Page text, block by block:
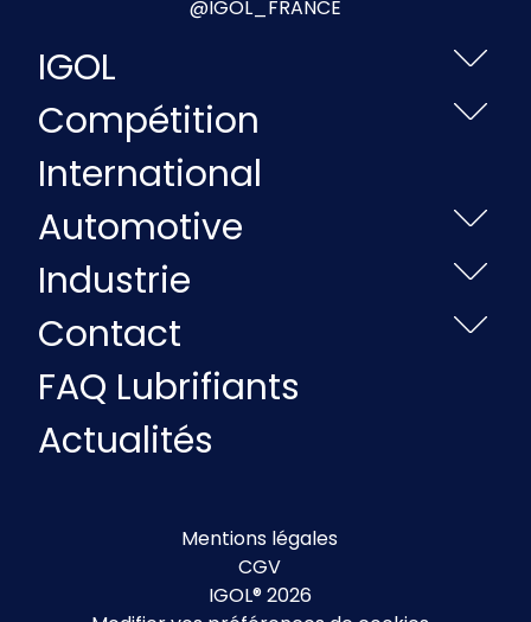
@IGOL_FRANCE
IGOL
Compétition
International
Automotive
Industrie
Contact
FAQ Lubrifiants
Actualités
Mentions légales
CGV
IGOL® 2026